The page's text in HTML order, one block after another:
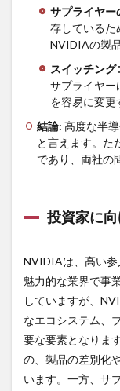
サプライヤー
存しているた
NVIDIAの製
スイッチング
サプライヤ
を容易に変更
結論: 高度な半
と言えます。た
であり、両社の
投資家に
NVIDIAは、高い参
魅力的な業界で事
していますが、
なエコシステム、
要な要素となりま
の、製品の差別化
います。一方、サ